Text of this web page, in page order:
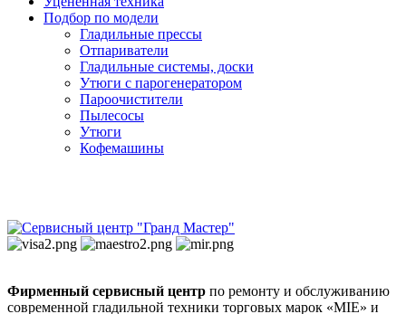
Подбор по модели
Гладильные прессы
Отпариватели
Гладильные системы, доски
Утюги с парогенератором
Пароочистители
Пылесосы
Утюги
Кофемашины
Фирменный сервисный центр по ремонту и обслуживанию
современной гладильной техники торговых марок «MIE» и